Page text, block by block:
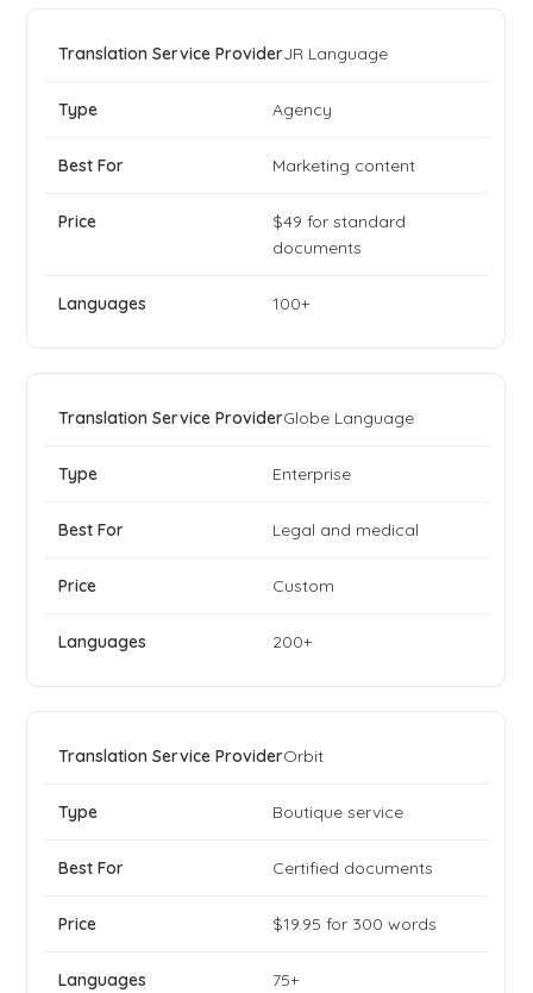
JR Language
Agency
Marketing content
$49 for standard
documents
100+
Globe Language
Enterprise
Legal and medical
Custom
200+
Orbit
Boutique service
Certified documents
$19.95 for 300 words
75+